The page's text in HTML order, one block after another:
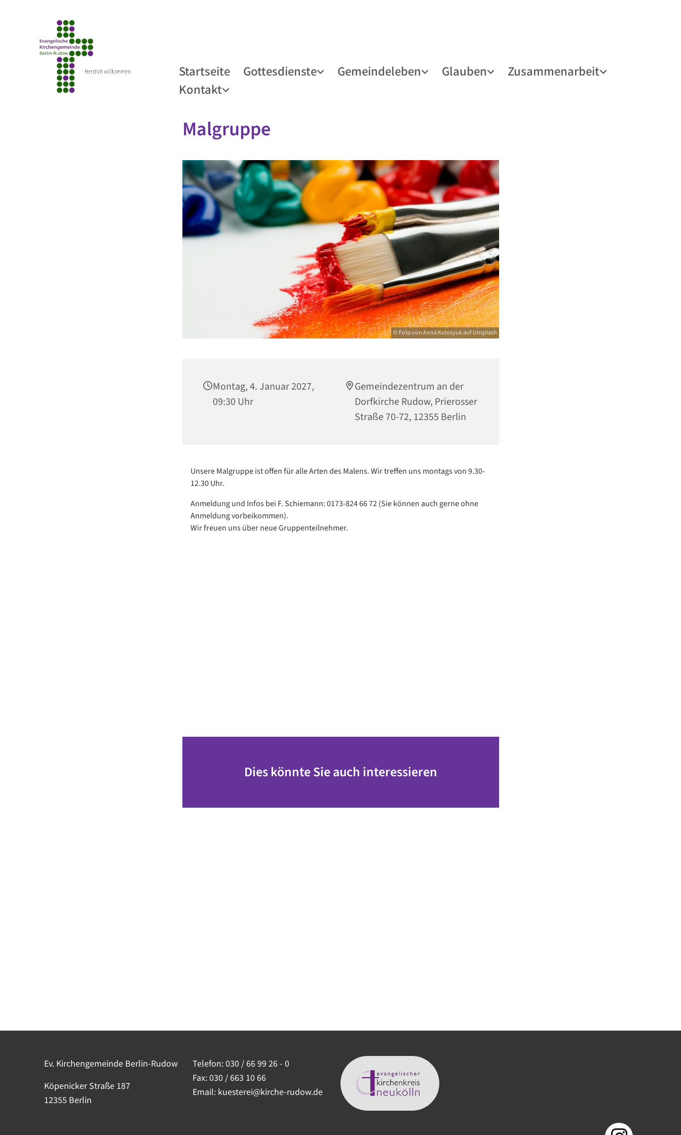
Startseite Gottesdienste Gemeindeleben Glauben
Zusammenarbeit
Kontakt
Malgruppe
© Foto von Anna Kolosyuk auf Unsplash
Montag, 4. Januar 2027,
09:30 Uhr
Gemeindezentrum an der
Dorfkirche Rudow, Prierosser
Straße 70-72, 12355 Berlin
Unsere Malgruppe ist offen für alle Arten des Malens. Wir treffen uns montags von 9.30-
12.30 Uhr.
Anmeldung und Infos bei F. Schiemann: 0173-824 66 72 (Sie können auch gerne ohne
Anmeldung vorbeikommen).
Wir freuen uns über neue Gruppenteilnehmer.
Dies könnte Sie auch interessieren
Ev. Kirchengemeinde Berlin-Rudow
Köpenicker Straße 187
12355 Berlin
Telefon:030 / 66 99 26 - 0
Fax: 030 / 663 10 66
Email: kuesterei@kirche-rudow.de